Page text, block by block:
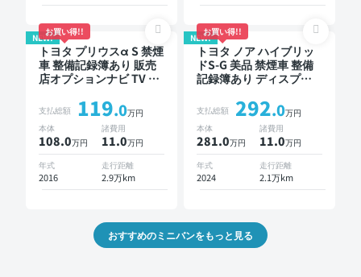
NEW!
お買い得!!
トヨタ プリウスα S 禁煙
車 整備記録簿あり 販売
店オプションナビ TV ス
モニター
支払総額 119.0万円
本体
108.0万円
諸費用
11.0万円
年式
2016
走行距離
2.9万km
NEW!
お買い得!!
トヨタ ノア ハイブリッ
ドS-G 美品 禁煙車 整備
記録簿あり ディスプレ
トあり TV オートクルー
ズ 3列シート スマートキ
ー ETC バックモニター
ドライブレコーダー 衝
突軽減 両側電動スライ
ドドア 7人乗り
支払総額 292.0万円
本体
281.0万円
諸費用
11.0万円
年式
2024
走行距離
2.1万km
おすすめのミニバンをもっと見る